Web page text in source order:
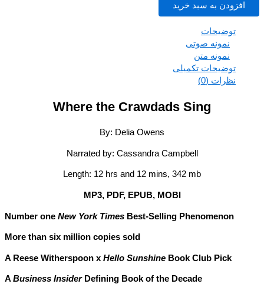
افزودن به سبد خرید
توضیحات
نمونه صوتی
نمونه متن
توضیحات تکمیلی
نظرات (0)
Where the Crawdads Sing
By: Delia Owens
Narrated by: Cassandra Campbell
Length: 12 hrs and 12 mins, 342 mb
MP3, PDF, EPUB, MOBI
Number oneNew York TimesBest-Selling Phenomenon
More than six million copies sold
A Reese Witherspoon xHello SunshineBook Club Pick
ABusiness InsiderDefining Book of the Decade